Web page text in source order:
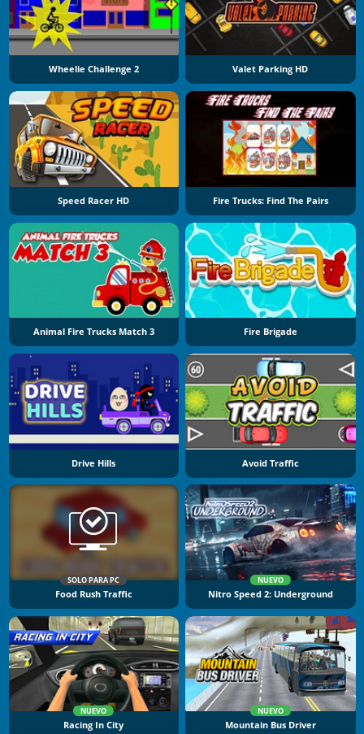
Wheelie Challenge 2 Valet Parking HD
Speed Racer HD Fire Trucks: Find The Pairs
Animal Fire Trucks Match 3 Fire Brigade
Drive Hills Avoid Traffic
SOLO PARA PC
Food Rush Traffic
NUEVO
Nitro Speed 2: Underground
NUEVO
Racing In City
NUEVO
Mountain Bus Driver